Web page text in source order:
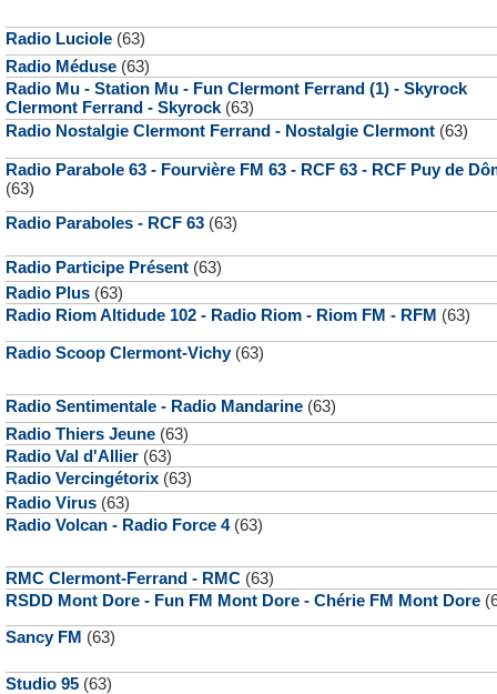
Radio Luciole (63)
Radio Méduse (63)
Radio Mu - Station Mu - Fun Clermont Ferrand (1) - Skyrock
Clermont Ferrand - Skyrock (63)
Radio Nostalgie Clermont Ferrand - Nostalgie Clermont (63)
Radio Parabole 63 - Fourvière FM 63 - RCF 63 - RCF Puy de
(63)
Radio Paraboles - RCF 63 (63)
Radio Participe Présent (63)
Radio Plus (63)
Radio Riom Altidude 102 - Radio Riom - Riom FM - RFM (63)
Radio Scoop Clermont-Vichy(63)
Radio Sentimentale - Radio Mandarine (63)
Radio Thiers Jeune (63)
Radio Val d'Allier (63)
Radio Vercingétorix (63)
Radio Virus (63)
Radio Volcan - Radio Force 4(63)
RMC Clermont-Ferrand - RMC (63)
RSDD Mont Dore - Fun FM Mont Dore - Chérie FM Mont Dore
Sancy FM (63)
Studio 95 (63)